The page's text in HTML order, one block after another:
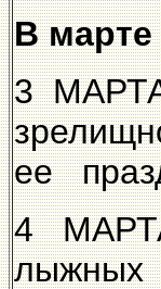
В
3
ее
4
лыжных